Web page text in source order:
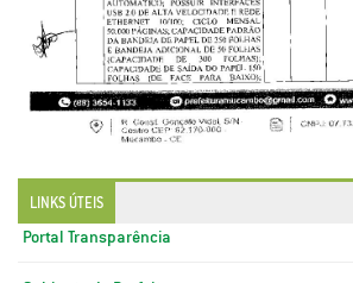
LINKS ÚTEIS
Portal Transparência